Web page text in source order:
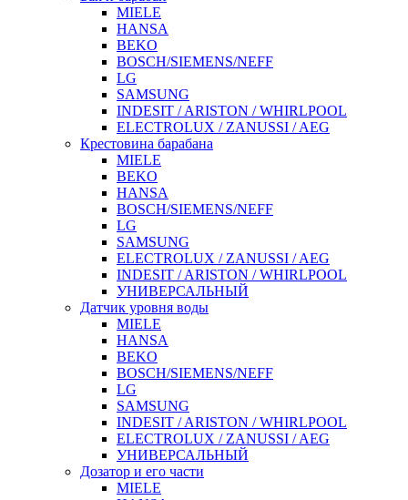
MIELE
HANSA
BEKO
BOSCH/SIEMENS/NEFF
LG
SAMSUNG
INDESIT / ARISTON / WHIRLPOOL
ELECTROLUX / ZANUSSI / AEG
Крестовина барабана
MIELE
BEKO
HANSA
BOSCH/SIEMENS/NEFF
LG
SAMSUNG
ELECTROLUX / ZANUSSI / AEG
INDESIT / ARISTON / WHIRLPOOL
УНИВЕРСАЛЬНЫЙ
Датчик уровня воды
MIELE
HANSA
BEKO
BOSCH/SIEMENS/NEFF
LG
SAMSUNG
INDESIT / ARISTON / WHIRLPOOL
ELECTROLUX / ZANUSSI / AEG
УНИВЕРСАЛЬНЫЙ
Дозатор и его части
MIELE